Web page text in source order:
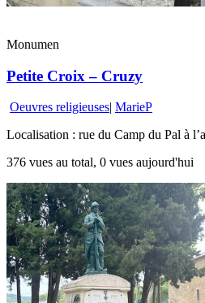
Monumen
Petite Croix – Cruzy
Oeuvres religieuses| MarieP
Localisation : rue du Camp du Pal à
376 vues au total, 0 vues aujourd'hui